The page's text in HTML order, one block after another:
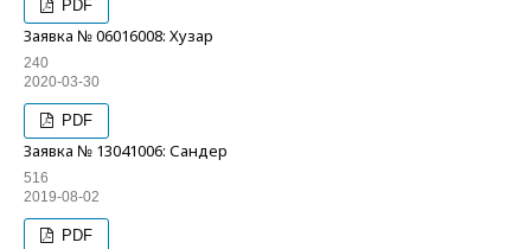
PDF
Заявка № 06016008: Хузар
240
2020-03-30
PDF
Заявка № 13041006: Сандер
516
2019-08-02
PDF